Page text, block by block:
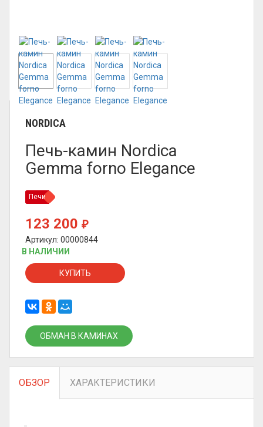
NORDICA
Печь-камин Nordica
Gemma forno Elegance
Печи
123 200 ₽
Артикул: 00000844
В НАЛИЧИИ
КУПИТЬ
ОБМАН В КАМИНАХ
ОБЗОР ХАРАКТЕРИСТИКИ